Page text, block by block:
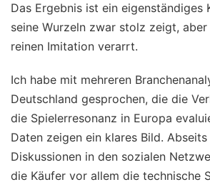
Das Ergebnis ist ein eigenständiges
seine Wurzeln zwar stolz zeigt,
reinen Imitation verarrt.
Ich habe mit mehreren
Deutschland gesprochen, die die
die Spielerresonanz in Europa
Daten zeigen ein klares Bild.
Diskussionen in den sozialen
die Käufer vor allem die technische